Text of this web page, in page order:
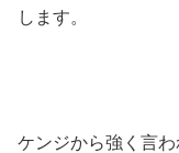
します。
ケンジから強く言